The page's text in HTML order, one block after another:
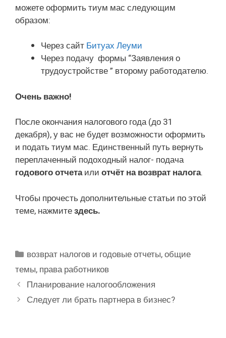
можете оформить тиум мас следующим
образом:
Через сайт Битуах Леуми
Через подачу формы “Заявления о
трудоустройстве ” второму работодателю.
Очень важно!
После окончания налогового года (до 31
декабря), у вас не будет возможности оформить
и подать тиум мас. Единственный путь вернуть
переплаченный подоходный налог- подача
годового отчетаили отчёт на возврат налога.
Чтобы прочесть дополнительные статьи по этой
теме, нажмитездесь.
Рубрики
возврат налогов и годовые отчеты,общие
темы, права работников
Планирование налогообложения
Следует ли брать партнера в бизнес?